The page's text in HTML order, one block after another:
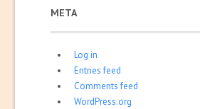
META
Log in
Entries feed
Comments feed
WordPress.org